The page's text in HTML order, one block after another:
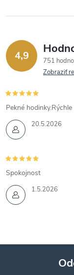
4,9
751
Zobraziť
20.5.2026
Pekné
1.5.2026
Spokojnost